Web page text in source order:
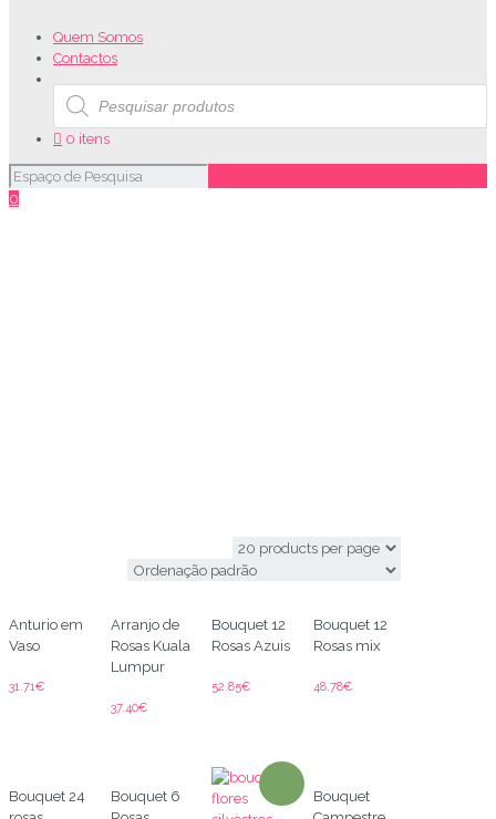
Quem Somos
Contactos
Products
search
0 itens
0
Anturio em
Vaso
31.71€
Arranjo de
Rosas Kuala
Lumpur
37.40€
Bouquet 12
Rosas Azuis
52.85€
Bouquet 12
Rosas mix
48.78€
Bouquet 24
Bouquet 6
Bouquet